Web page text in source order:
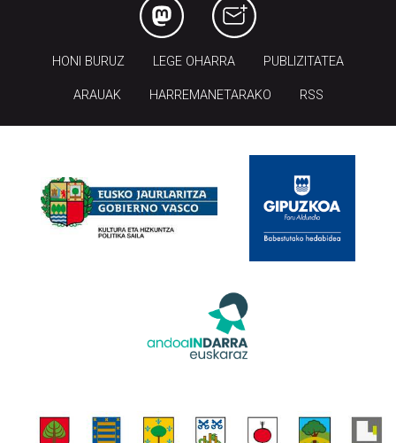
HONI BURUZ LEGE OHARRA PUBLIZITATEA
ARAUAK HARREMANETARAKO RSS